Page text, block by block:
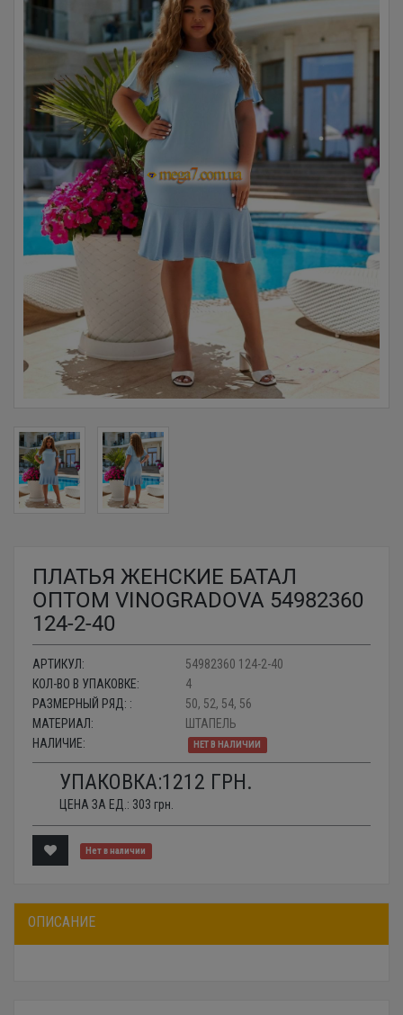
ПЛАТЬЯ ЖЕНСКИЕ БАТАЛ
ОПТОМ VINOGRADOVA 54982360
124-2-40
АРТИКУЛ:
54982360 124-2-40
КОЛ-ВО В УПАКОВКЕ:
4
РАЗМЕРНЫЙ РЯД: :
50, 52, 54, 56
МАТЕРИАЛ:
ШТАПЕЛЬ
НАЛИЧИЕ:
НЕТ В НАЛИЧИИ
УПАКОВКА:1212 ГРН.
ЦЕНА ЗА ЕД.: 303 грн.
Нет в наличии
ОПИСАНИЕ